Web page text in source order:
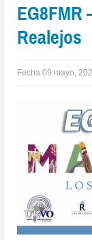
EG8FMR
Realejos
Fecha:09 mayo,